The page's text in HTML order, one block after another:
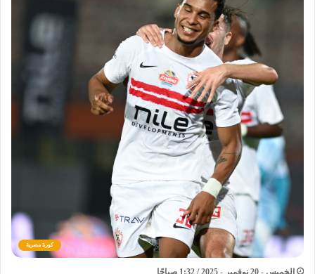
كورة مصرية
الخميس - 20 نوفمبر - 2025 / 1:32 صباحًا